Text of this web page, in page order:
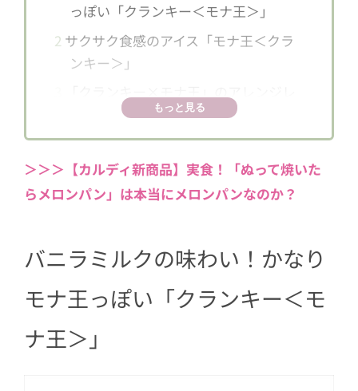
っぽい「クランキー＜モナ王＞」
2 サクサク食感のアイス「モナ王＜クラ
ンキー＞」
シピもお試しあれ～
3.1好きなだけ追いクランキー!?「ク
ランキーモナ王（モナクラサン
ド）」
シェイク）」
もっと見る
＞＞＞【カルディ新商品】実食！「ぬって焼いた
らメロンパン」は本当にメロンパンなのか？
バニラミルクの味わい！かなり
モナ王っぽい「クランキー＜モ
ナ王＞」